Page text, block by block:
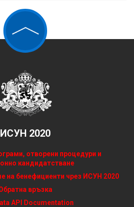
ИСУН 2020
отворени процедури и
кандидатстване
на бенефициенти чрез ИСУН 2020
връзка
API Documentation